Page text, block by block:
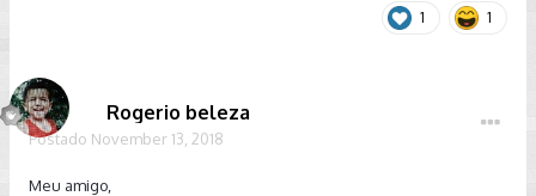
1 1
Rogerio beleza
Postado November 13, 2018
Meu amigo,